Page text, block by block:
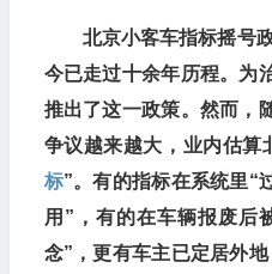
北京小客车指标摇号
今已走过十余年历程。为
推出了这一政策。 然而，
争议越来越大， 业内估算
标”。有的指标在系统里“
用”，有的在车辆报废后
念”，更有车主已定居外